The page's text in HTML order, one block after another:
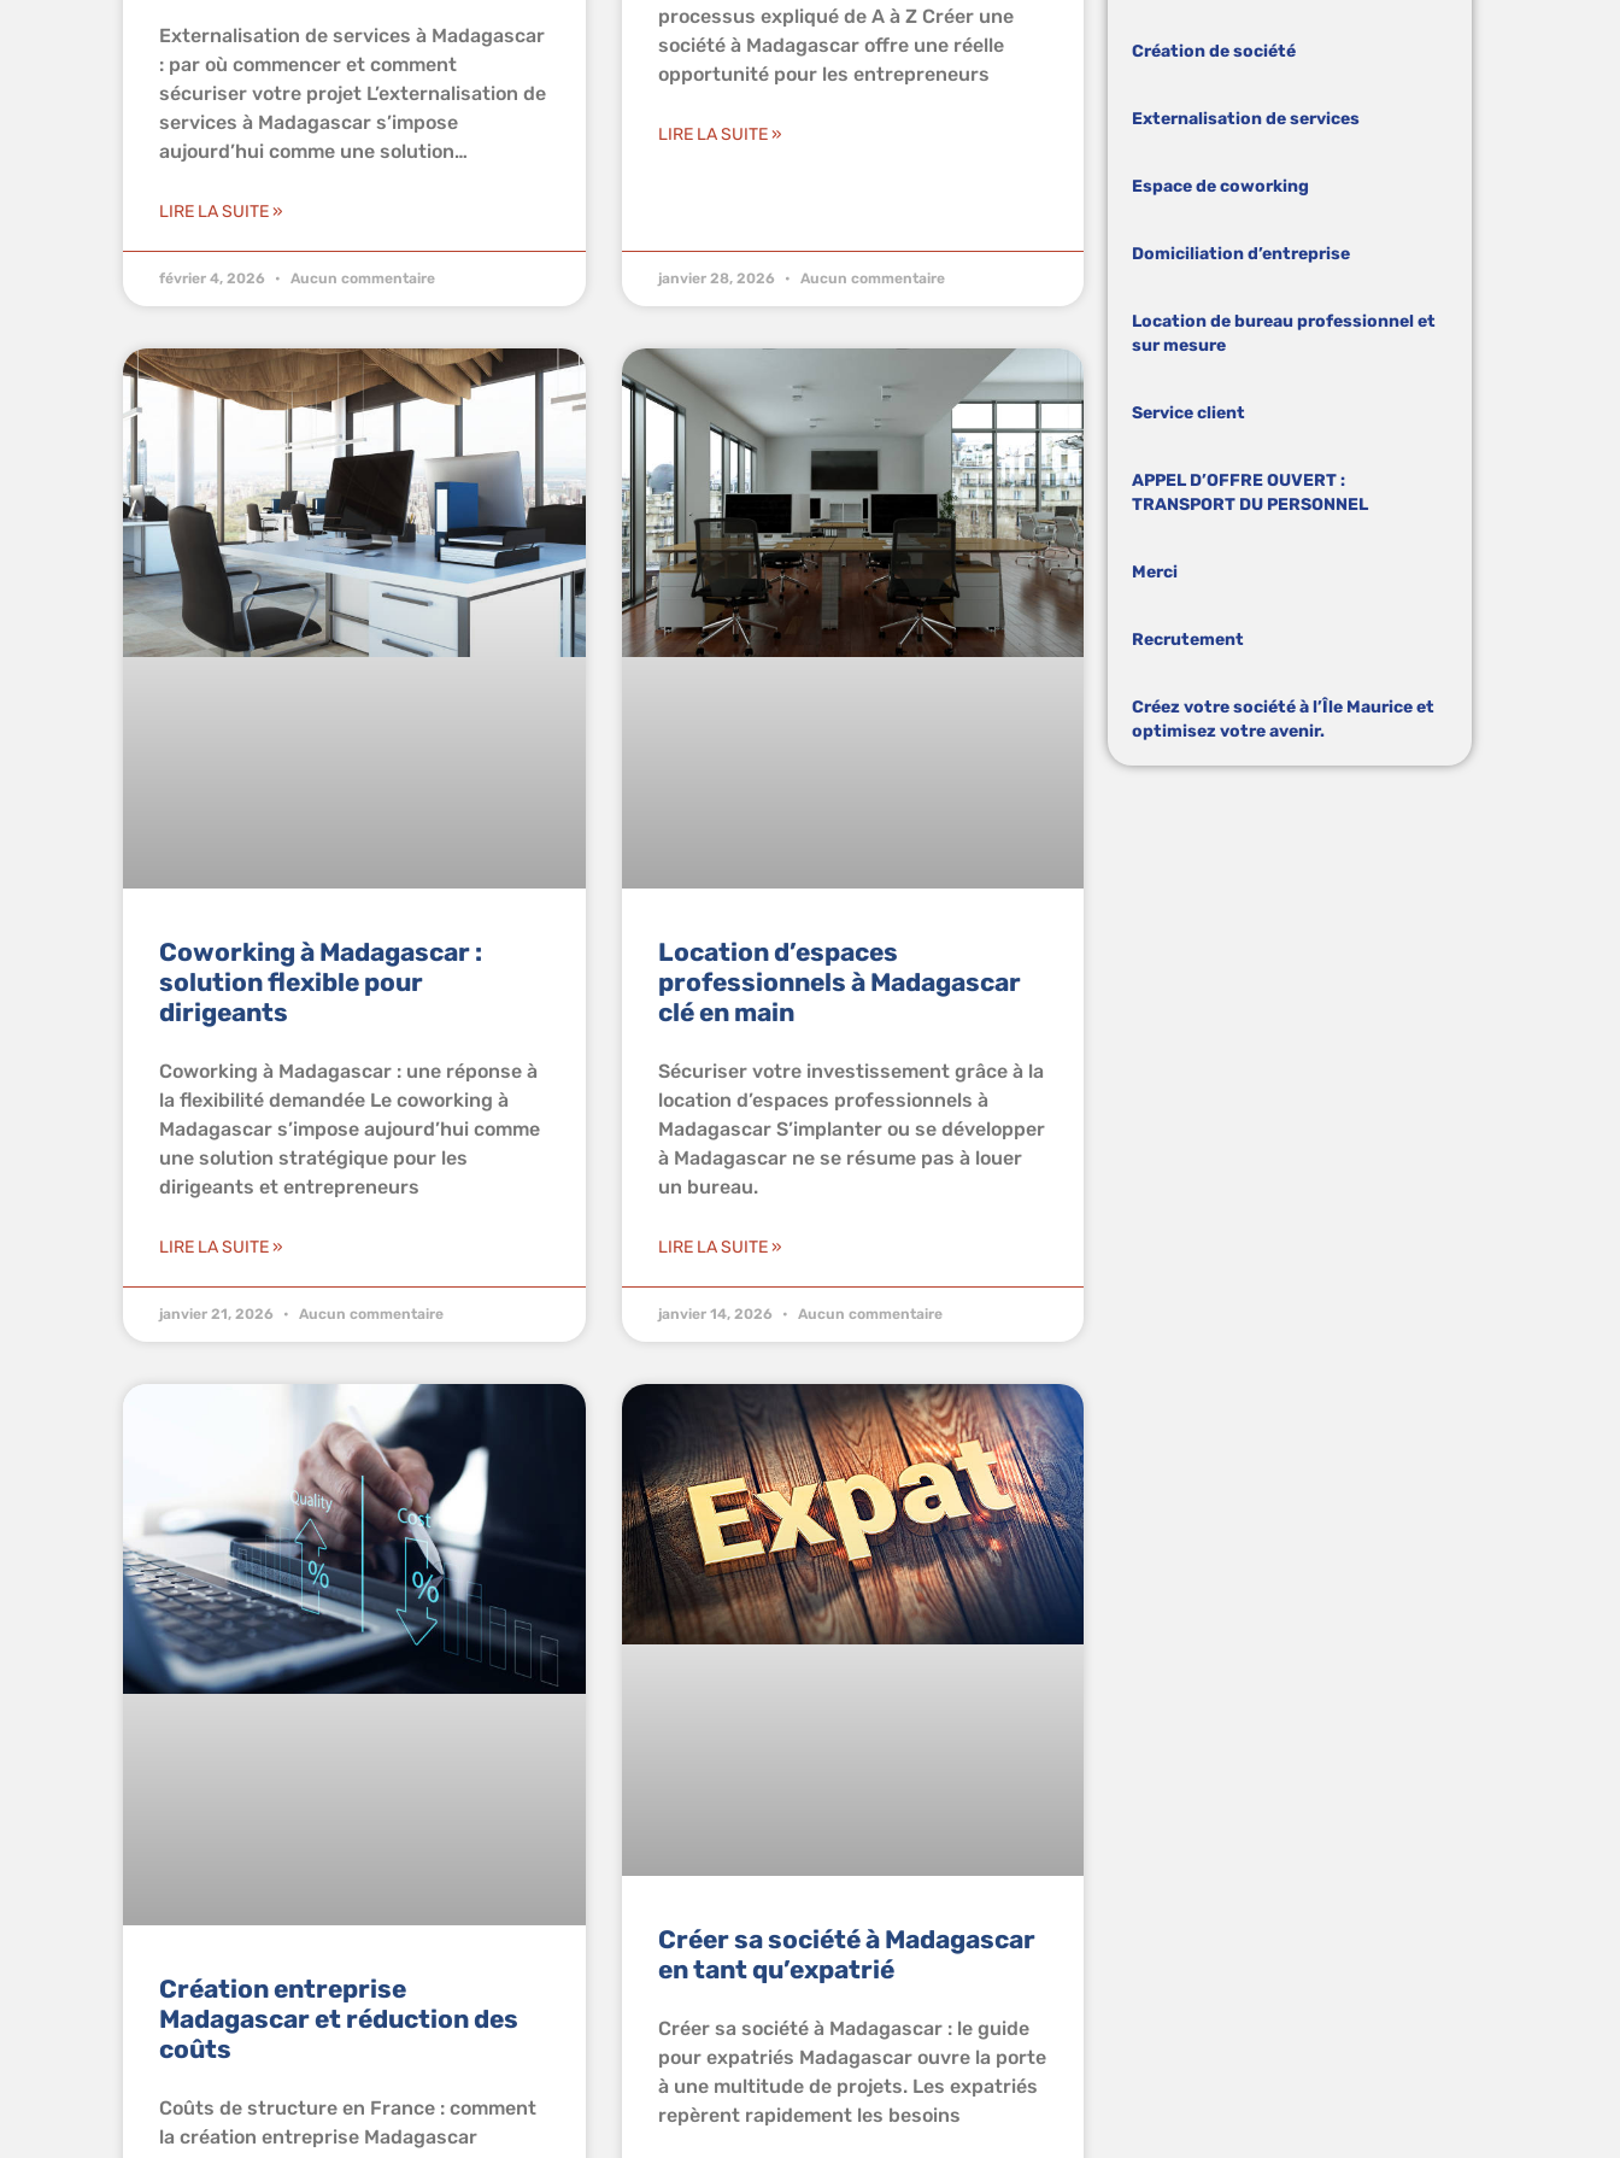
Externalisation de services à Madagascar
: par où commencer et comment
sécuriser votre projet L’externalisation de
services à Madagascar s’impose
aujourd’hui comme une solution
LIRE LA SUITE »
février 4, 2026 Aucun commentaire
processus expliqué de A à Z Créer une
société à Madagascar offre une réelle
opportunité pour les entrepreneurs
LIRE LA SUITE »
janvier 28, 2026 Aucun commentaire
Coworking à Madagascar :
solution flexible pour
dirigeants
Coworking à Madagascar : une réponse à
la flexibilité demandée Le coworking à
Madagascar s’impose aujourd’hui comme
une solution stratégique pour les
dirigeants et entrepreneurs
LIRE LA SUITE »
janvier 21, 2026 Aucun commentaire
Location d’espaces
professionnels à Madagascar
clé en main
Sécuriser votre investissement grâce à la
location d’espaces professionnels à
Madagascar S’implanter ou se développer
à Madagascar ne se résume pas à louer
un bureau.
LIRE LA SUITE »
janvier 14, 2026 Aucun commentaire
Création entreprise
Madagascar et réduction des
coûts
Coûts de structure en France : comment
la création entreprise Madagascar
Créer sa société à Madagascar
en tant qu’expatrié
Créer sa société à Madagascar : le guide
pour expatriés Madagascar ouvre la porte
à une multitude de projets. Les expatriés
repèrent rapidement les besoins
Création de société
Externalisation de services
Espace de coworking
Domiciliation d’entreprise
Location de bureau professionnel et
sur mesure
Service client
APPEL D’OFFRE OUVERT :
TRANSPORT DU PERSONNEL
Merci
Recrutement
Créez votre société à l’Île Maurice et
optimisez votre avenir.